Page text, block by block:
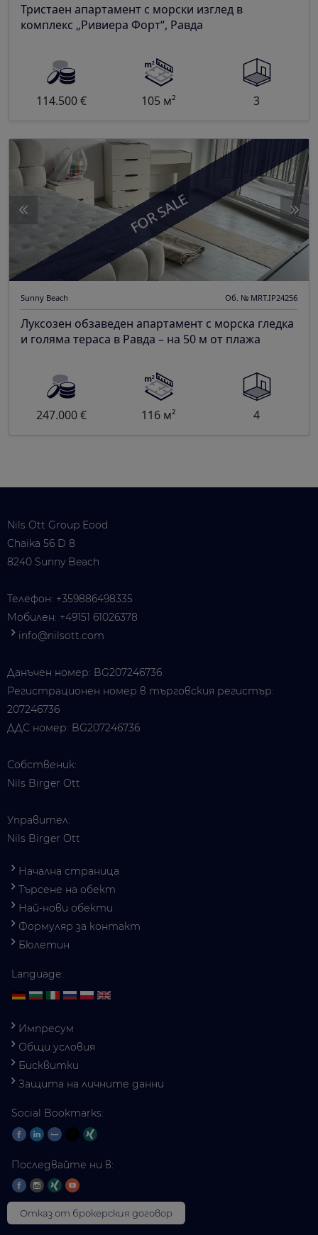
Тристаен апартамент с морски изглед в
комплекс „Ривиера Форт“, Равда
114.500 € 105 м² 3
FOR SALE
Sunny Beach Об. № MRT.IP24256
Луксозен обзаведен апартамент с морска гледка
и голяма тераса в Равда – на 50 м от плажа
247.000 € 116 м² 4
Nils Ott Group Eood
Chaika 56 D 8
8240 Sunny Beach
Телефон: +359886498335
Мобилен: +49151 61026378
info@nilsott.com
Данъчен номер: BG207246736
Регистрационен номер в търговския регистър:
207246736
ДДС номер: BG207246736
Собственик:
Nils Birger Ott
Управител:
Nils Birger Ott
Начална страница
Търсене на обект
Най-нови обекти
Формуляр за контакт
Бюлетин
Language:
Импресум
Общи условия
Бисквитки
Защита на личните данни
Social Bookmarks:
Последвайте ни в:
Отказ от брокерския договор